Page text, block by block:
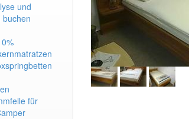
und
buchen
für